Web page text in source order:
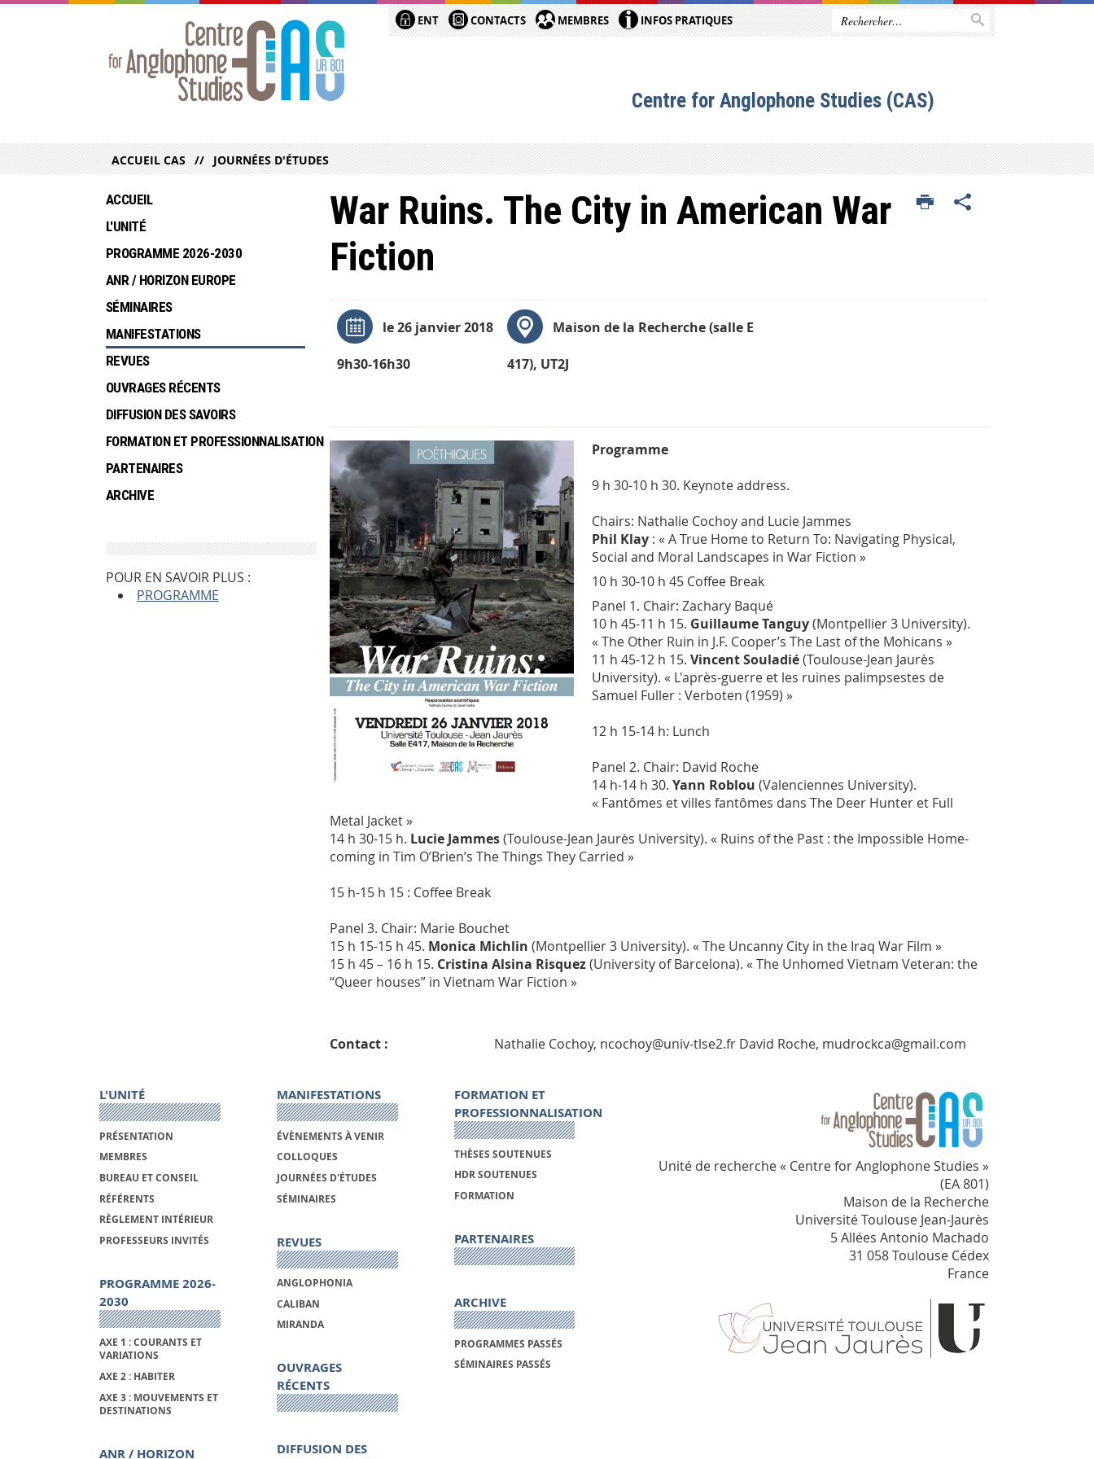
ENT CONTACTS MEMBRES INFOS PRATIQUES
Centre for Anglophone Studies (CAS)
ACCUEIL CAS JOURNÉES D'ÉTUDES
War Ruins. The City in American War
Fiction
le 26 janvier 2018
9h30-16h30
Maison de la Recherche (salle E
417), UT2J
Programme
9 h 30-10 h 30. Keynote address.
Chairs: Nathalie Cochoy and Lucie Jammes
Phil Klay : « A True Home to Return To: Navigating Physical,
Social and Moral Landscapes in War Fiction »
10 h 30-10 h 45 Coffee Break
Panel 1. Chair: Zachary Baqué
10 h 45-11 h 15. Guillaume Tanguy(Montpellier 3 University).
« The Other Ruin in J.F. Cooper’s The Last of the Mohicans »
11 h 45-12 h 15. Vincent Souladié(Toulouse-Jean Jaurès
University). « L'après-guerre et les ruines palimpsestes de
Samuel Fuller : Verboten (1959) »
12 h 15-14 h: Lunch
Panel 2. Chair: David Roche
14 h-14 h 30. Yann Roblou (Valenciennes University).
« Fantômes et villes fantômes dans The Deer Hunter et Full
Metal Jacket»
14 h 30-15 h. Lucie Jammes(Toulouse-Jean Jaurès University). « Ruins of the Past : the Impossible Home-
coming in Tim O’Brien’s The Things They Carried »
15 h-15 h 15 : Coffee Break
Panel 3. Chair: Marie Bouchet
15 h 15-15 h 45. Monica Michlin (Montpellier 3 University). « The Uncanny City in the Iraq War Film »
15 h 45 – 16 h 15. Cristina Alsina Risquez(University of Barcelona). « The Unhomed Vietnam Veteran: the
“Queer houses” in Vietnam War Fiction »
Contact : Nathalie Cochoy, ncochoy@univ-tlse2.fr David Roche, mudrockca@gmail.com
ACCUEIL
L'UNITÉ
PROGRAMME 2026-2030
ANR / HORIZON EUROPE
SÉMINAIRES
MANIFESTATIONS
REVUES
OUVRAGES RÉCENTS
DIFFUSION DES SAVOIRS
FORMATION ET PROFESSIONNALISATION
PARTENAIRES
ARCHIVE
POUR EN SAVOIR PLUS :
PROGRAMME
L'UNITÉ
PRÉSENTATION
MEMBRES
BUREAU ET CONSEIL
RÉFÉRENTS
RÈGLEMENT INTÉRIEUR
PROFESSEURS INVITÉS
PROGRAMME 2026-
2030
AXE 1 : COURANTS ET
VARIATIONS
AXE 2 : HABITER
AXE 3 : MOUVEMENTS ET
DESTINATIONS
ANR / HORIZON
MANIFESTATIONS
ÉVÈNEMENTS À VENIR
COLLOQUES
JOURNÉES D'ÉTUDES
SÉMINAIRES
REVUES
ANGLOPHONIA
CALIBAN
MIRANDA
OUVRAGES
RÉCENTS
DIFFUSION DES
FORMATION ET
PROFESSIONNALISATION
THÈSES SOUTENUES
HDR SOUTENUES
FORMATION
PARTENAIRES
ARCHIVE
PROGRAMMES PASSÉS
SÉMINAIRES PASSÉS
Unité de recherche « Centre for Anglophone Studies »
(EA 801)
Maison de la Recherche
Université Toulouse Jean-Jaurès
5 Allées Antonio Machado
31 058 Toulouse Cédex
France